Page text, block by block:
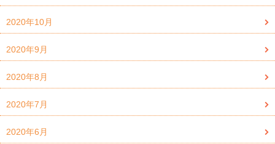
2020年10月
2020年9月
2020年8月
2020年7月
2020年6月